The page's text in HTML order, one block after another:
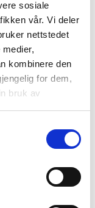
sosiale
vår. Vi deler
nettstedet
kombinere den
for dem,
bruk av
DAHLIA